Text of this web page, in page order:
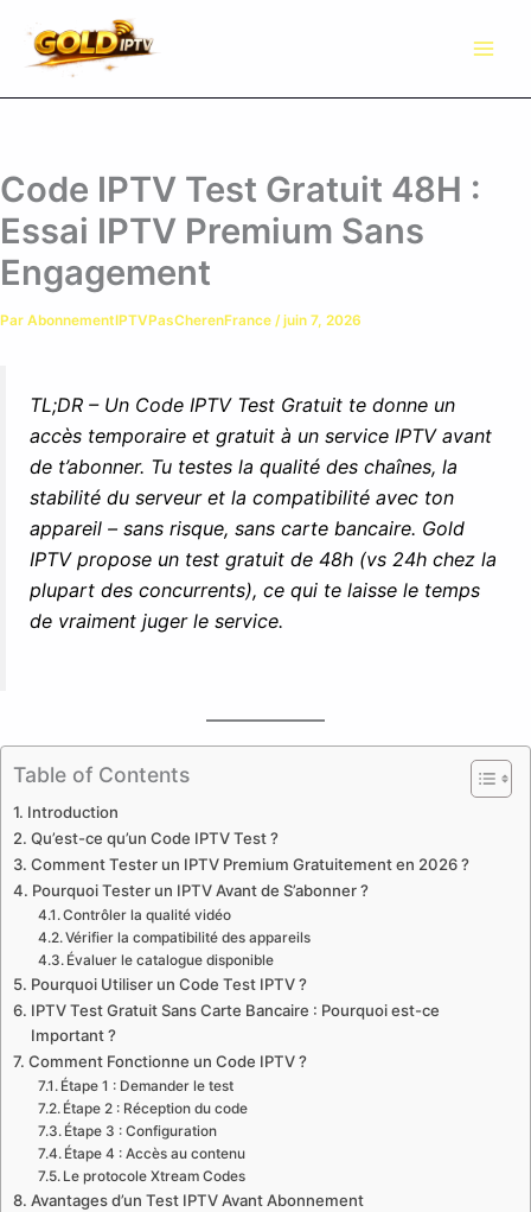
contenu
Code IPTV Test Gratuit 48H :
Essai IPTV Premium Sans
Engagement
Par AbonnementIPTVPasCherenFrance /juin 7, 2026
TL;DR – Un Code IPTV Test Gratuit te donne un
accès temporaire et gratuit à un service IPTV avant
de t’abonner. Tu testes la qualité des chaînes, la
stabilité du serveur et la compatibilité avec ton
appareil – sans risque, sans carte bancaire. Gold
IPTV propose un test gratuit de 48h (vs 24h chez la
plupart des concurrents), ce qui te laisse le temps
de vraiment juger le service.
Table of Contents
Introduction
Qu’est-ce qu’un Code IPTV Test ?
Comment Tester un IPTV Premium Gratuitement en 2026 ?
Pourquoi Tester un IPTV Avant de S’abonner ?
Contrôler la qualité vidéo
Vérifier la compatibilité des appareils
Évaluer le catalogue disponible
Pourquoi Utiliser un Code Test IPTV ?
IPTV Test Gratuit Sans Carte Bancaire : Pourquoi est-ce
Important ?
Comment Fonctionne un Code IPTV ?
Étape 1 : Demander le test
Étape 2 : Réception du code
Étape 3 : Configuration
Étape 4 : Accès au contenu
Le protocole Xtream Codes
Avantages d’un Test IPTV Avant Abonnement